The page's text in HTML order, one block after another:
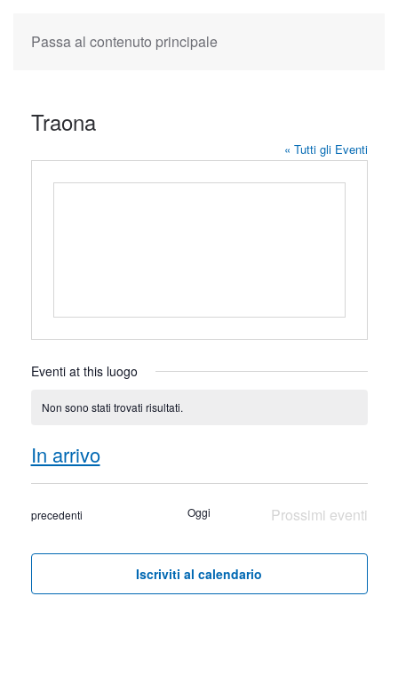
Passa al contenuto principale
Traona
« Tutti gli Eventi
Eventi at this luogo
Notice
Non sono stati trovati risultati.
In arrivo
Seleziona
data.
Eventi
precedenti Oggi Prossimi eventi
Iscriviti al calendario